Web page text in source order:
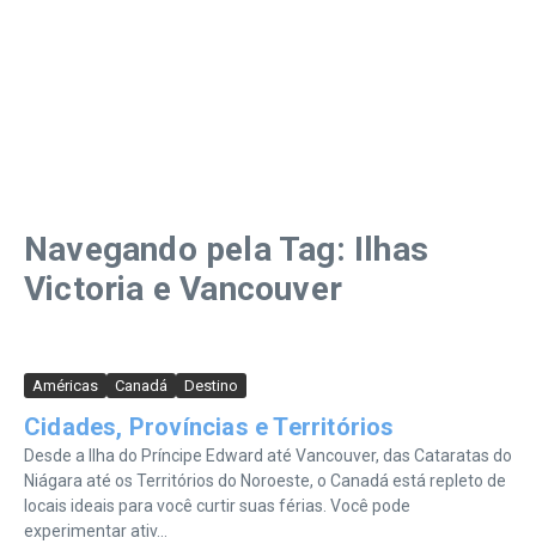
Navegando pela Tag: Ilhas
Victoria e Vancouver
Américas Canadá Destino
Cidades, Províncias e Territórios
Desde a Ilha do Príncipe Edward até Vancouver, das Cataratas do
Niágara até os Territórios do Noroeste, o Canadá está repleto de
locais ideais para você curtir suas férias. Você pode
experimentar ativ...